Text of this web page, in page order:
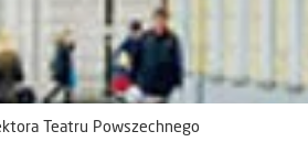
Teatru Powszechnego